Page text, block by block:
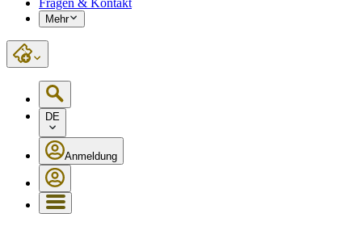
Fragen & Kontakt
Mehr
DE
Anmeldung